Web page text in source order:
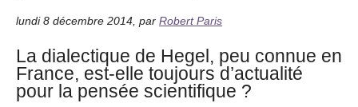
lundi 8 décembre 2014 par Robert Paris
La dialectique de Hegel, peu connue en
France, est-elle toujours d’actualité
pour la pensée scientifique ?